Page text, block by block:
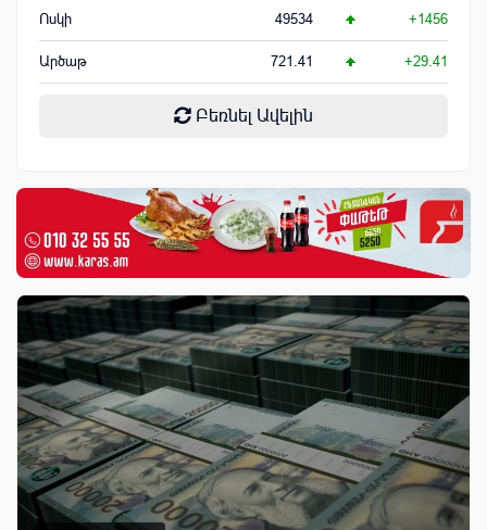
Ոսկի 49534 +1456
Արծաթ 721.41 +29.41
Բեռնել Ավելին